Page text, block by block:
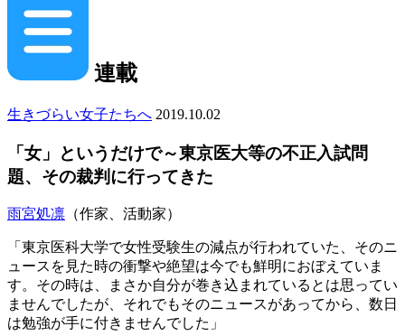
連載
生きづらい女子たちへ 2019.10.02
「女」というだけで～東京医大等の不正入試問
題、その裁判に行ってきた
雨宮処凛 （作家、活動家）
「東京医科大学で女性受験生の減点が行われていた、そのニ
ュースを見た時の衝撃や絶望は今でも鮮明におぼえていま
す。その時は、まさか自分が巻き込まれているとは思ってい
ませんでしたが、それでもそのニュースがあってから、数日
は勉強が手に付きませんでした」